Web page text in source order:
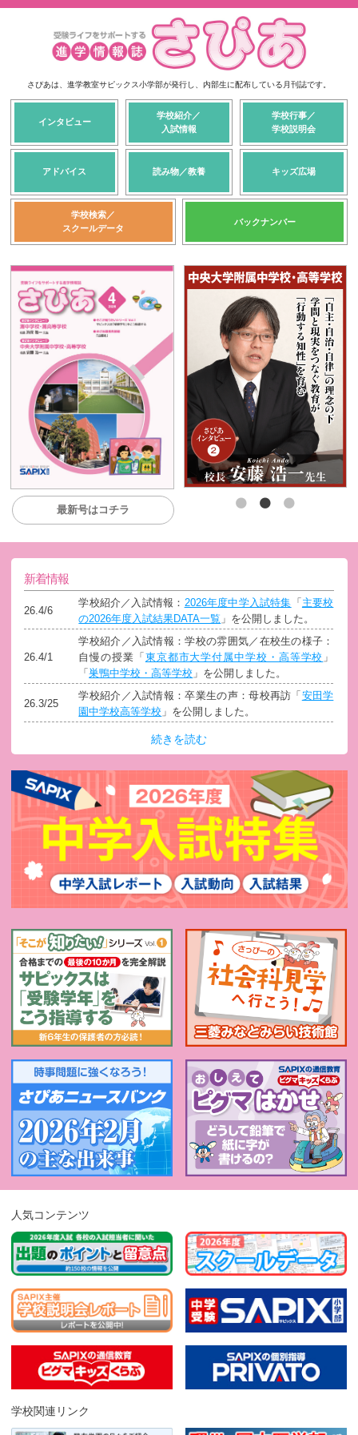
さぴあは、進学教室サピックス小学部が発行し、 内部生に配布している月刊誌です。
インタビュー
学校紹介／
入試情報
学校行事／
学校説明会
アドバイス 読み物／教養 キッズ広場
学校検索／
スクールデータ
バックナンバー
最新号はコチラ
新着情報
26.4/6
学校紹介／入試情報： 2026年度中学入試特集 「主要校
の2026年度入試結果DATA一覧 」を公開しました。
26.4/1
学校紹介／入試情報：学校の雰囲気／在校生の様子：
自慢の授業「東京都市大学付属中学校・高等学校 」
「巣鴨中学校・高等学校 」を公開しました。
26.3/25
学校紹介／入試情報：卒業生の声：母校再訪「安田学
園中学校高等学校 」を公開しました。
続きを読む
人気コンテンツ
学校関連リンク